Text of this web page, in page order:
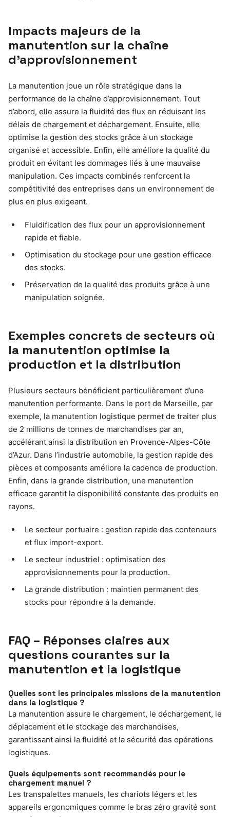
Impacts majeurs de la
manutention sur la chaîne
d’approvisionnement
La manutention joue un rôle stratégique dans la
performance de la chaîne d’approvisionnement. Tout
d’abord, elle assure la fluidité des flux en réduisant les
délais de chargement et déchargement. Ensuite, elle
optimise la gestion des stocks grâce à un stockage
organisé et accessible. Enfin, elle améliore la qualité du
produit en évitant les dommages liés à une mauvaise
manipulation. Ces impacts combinés renforcent la
compétitivité des entreprises dans un environnement de
plus en plus exigeant.
Fluidification des flux pour un approvisionnement
rapide et fiable.
Optimisation du stockage pour une gestion efficace
des stocks.
Préservation de la qualité des produits grâce à une
manipulation soignée.
Exemples concrets de secteurs où
la manutention optimise la
production et la distribution
Plusieurs secteurs bénéficient particulièrement d’une
manutention performante. Dans le port de Marseille, par
exemple, la manutention logistique permet de traiter plus
de 2 millions de tonnes de marchandises par an,
accélérant ainsi la distribution en Provence-Alpes-Côte
d’Azur. Dans l’industrie automobile, la gestion rapide des
pièces et composants améliore la cadence de production.
Enfin, dans la grande distribution, une manutention
efficace garantit la disponibilité constante des produits en
rayons.
Le secteur portuaire : gestion rapide des conteneurs
et flux import-export.
Le secteur industriel : optimisation des
approvisionnements pour la production.
La grande distribution : maintien permanent des
stocks pour répondre à la demande.
FAQ – Réponses claires aux
questions courantes sur la
manutention et la logistique
Quelles sont les principales missions de la manutention
dans la logistique ?
La manutention assure le chargement, le déchargement, le
déplacement et le stockage des marchandises,
garantissant ainsi la fluidité et la sécurité des opérations
logistiques.
Quels équipements sont recommandés pour le
chargement manuel ?
Les transpalettes manuels, les chariots légers et les
appareils ergonomiques comme le bras zéro gravité sont